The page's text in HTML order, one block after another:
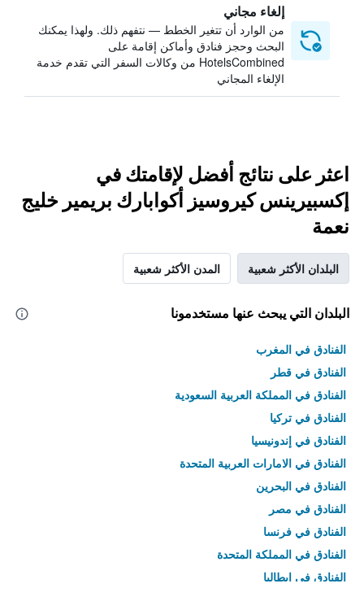
إلغاء مجاني
من الوارد أن تتغير الخطط — نتفهم ذلك. ولهذا يمكنك
البحث وحجز فنادق وأماكن إقامة على
HotelsCombined من وكالات السفر التي تقدم خدمة
الإلغاء المجاني
اعثر على نتائج أفضل لإقامتك في
إكسبيرينس كيروسيز أكوابارك بريمير خليج
نعمة
البلدان الأكثر شعبية المدن الأكثر شعبية
البلدان التي يبحث عنها مستخدمونا
الفنادق في المغرب
الفنادق في قطر
الفنادق في المملكة العربية السعودية
الفنادق في تركيا
الفنادق في إندونيسيا
الفنادق في الامارات العربية المتحدة
الفنادق في البحرين
الفنادق في مصر
الفنادق في فرنسا
الفنادق في المملكة المتحدة
الفنادق في إيطاليا